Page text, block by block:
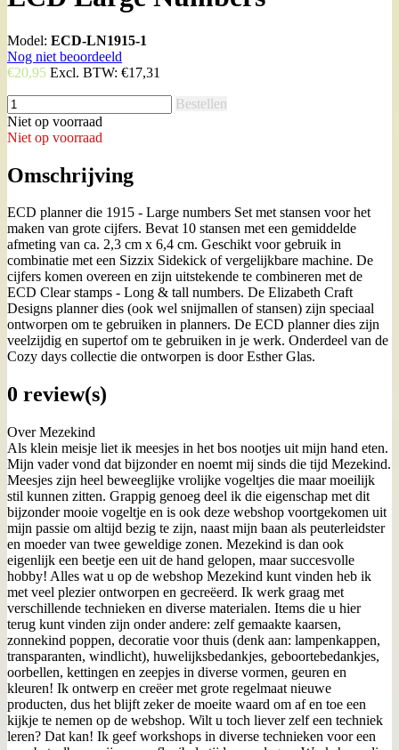
Model: ECD-LN1915-1
Nog niet beoordeeld
€20,95 Excl. BTW: €17,31
Bestellen
Niet op voorraad
Niet op voorraad
Omschrijving
ECD planner die 1915 - Large numbers Set met stansen voor het
maken van grote cijfers. Bevat 10 stansen met een gemiddelde
afmeting van ca. 2,3 cm x 6,4 cm. Geschikt voor gebruik in
combinatie met een Sizzix Sidekick of vergelijkbare machine. De
cijfers komen overeen en zijn uitstekende te combineren met de
ECD Clear stamps - Long & tall numbers. De Elizabeth Craft
Designs planner dies (ook wel snijmallen of stansen) zijn speciaal
ontworpen om te gebruiken in planners. De ECD planner dies zijn
veelzijdig en supertof om te gebruiken in je werk. Onderdeel van de
Cozy days collectie die ontworpen is door Esther Glas.
0 review(s)
Over Mezekind
Als klein meisje liet ik meesjes in het bos nootjes uit mijn hand eten.
Mijn vader vond dat bijzonder en noemt mij sinds die tijd Mezekind.
Meesjes zijn heel beweeglijke vrolijke vogeltjes die maar moeilijk
stil kunnen zitten. Grappig genoeg deel ik die eigenschap met dit
bijzonder mooie vogeltje en is ook deze webshop voortgekomen uit
mijn passie om altijd bezig te zijn, naast mijn baan als peuterleidster
en moeder van twee geweldige zonen. Mezekind is dan ook
eigenlijk een beetje een uit de hand gelopen, maar succesvolle
hobby! Alles wat u op de webshop Mezekind kunt vinden heb ik
met veel plezier ontworpen en gecreëerd. Ik werk graag met
verschillende technieken en diverse materialen. Items die u hier
terug kunt vinden zijn onder andere: zelf gemaakte kaarsen,
zonnekind poppen, decoratie voor thuis (denk aan: lampenkappen,
transparanten, windlicht), huwelijksbedankjes, geboortebedankjes,
oorbellen, kettingen en zeepjes in diverse vormen, geuren en
kleuren! Ik ontwerp en creëer met grote regelmaat nieuwe
producten, dus het blijft zeker de moeite waard om af en toe een
kijkje te nemen op de webshop. Wilt u toch liever zelf een techniek
leren? Dat kan! Ik geef workshops in diverse technieken voor een